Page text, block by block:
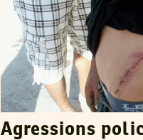
Agressions